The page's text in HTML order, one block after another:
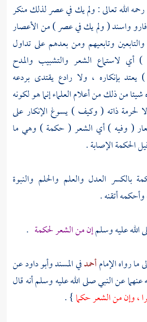
رحمه الله تعالى : ولم يك في عصر لذلك منكر
واسند ( ولم يك في عصر ) من الأعصار
وتابعيهم ومن بعدهم على تداول
لاستماع الشعر والتشبيب والمدح
بإنكاره ، ولا رادع يقتدى بردعه
من ذلك من أعلام العلماء إنما هو لكونه
لحرمة ذاته ( وكيف ) يسوغ الإنكار على
( وفيه ) أي الشعر ( حكمة ) وهي ما
الحكمة الإصابة .
بالكسر العدل والعلم والحلم والنبوة
أتقنه .
عليه وسلمإن من الشعر لحكمة .
ما رواه الإمامأحمدفي المسندوأبو داودعن
عن النبي صلى الله عليه وسلم أنه قال
، وإن من الشعر حكما} .